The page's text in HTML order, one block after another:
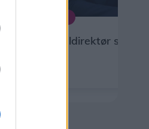
Kommunaldirektør